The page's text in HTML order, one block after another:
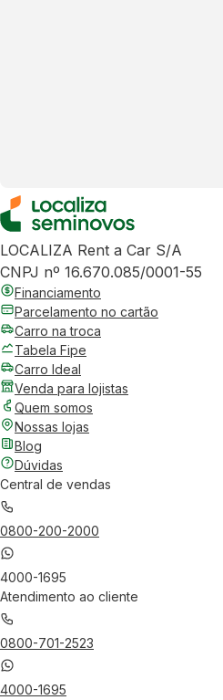
LOCALIZA Rent a Car S/A
CNPJ nº 16.670.085/0001-55
Financiamento
Parcelamento no cartão
Carro na troca
Tabela Fipe
Carro Ideal
Venda para lojistas
Quem somos
Nossas lojas
Blog
Dúvidas
Central de vendas
0800-200-2000
4000-1695
Atendimento ao cliente
0800-701-2523
4000-1695